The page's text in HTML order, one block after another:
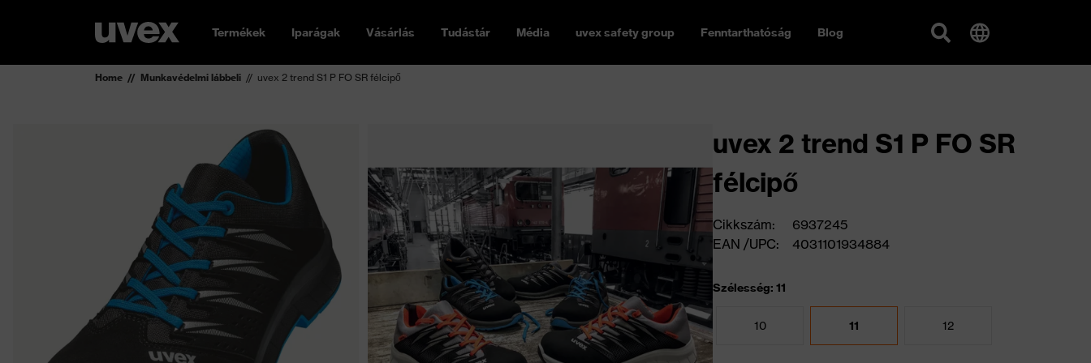
Termékek Iparágak Vásárlás Tudástár Média uvex safety group Fenntarthatóság Blog
Home Munkavédelmi lábbeli uvex 2 trend S1 P FO SR félcipő
uvex 2 trend S1 P FO SR
félcipő
Cikkszám:
6937245
EAN /UPC:
4031101934884
Szélesség: 11
10 11 12